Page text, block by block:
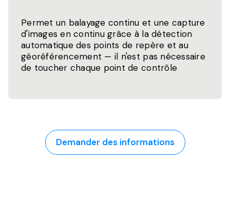
Permet un balayage continu et une capture
d'images en continu grâce à la détection
automatique des points de repère et au
géoréférencement — il n'est pas nécessaire
de toucher chaque point de contrôle
Demander des informations